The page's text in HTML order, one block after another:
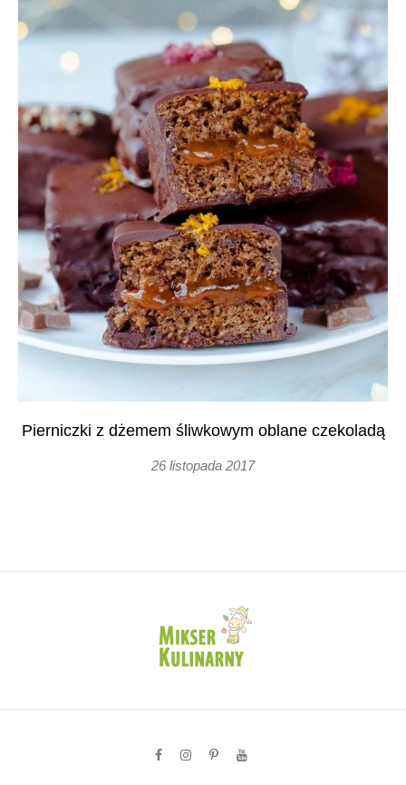
Pierniczki z dżemem śliwkowym oblane czekoladą
26 listopada 2017